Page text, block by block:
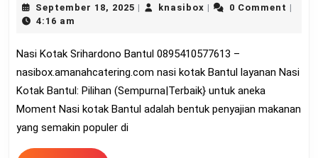
Srihardono
0895410577613
September 18, 2025 September
| knasiboxknasibox
| 0 Comment |
4:16 am
Nasi Kotak Srihardono Bantul 0895410577613 –
nasibox.amanahcatering.com nasi kotak Bantul layanan Nasi
Kotak Bantul: Pilihan (Sempurna|Terbaik} untuk aneka
Moment Nasi kotak Bantul adalah bentuk penyajian makanan
yang semakin populer di